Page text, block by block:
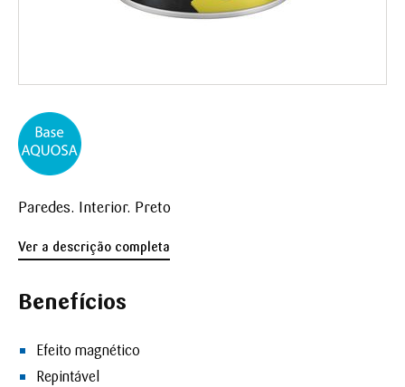
Paredes. Interior. Preto
Ver a descrição completa
Benefícios
Efeito magnético
Repintável